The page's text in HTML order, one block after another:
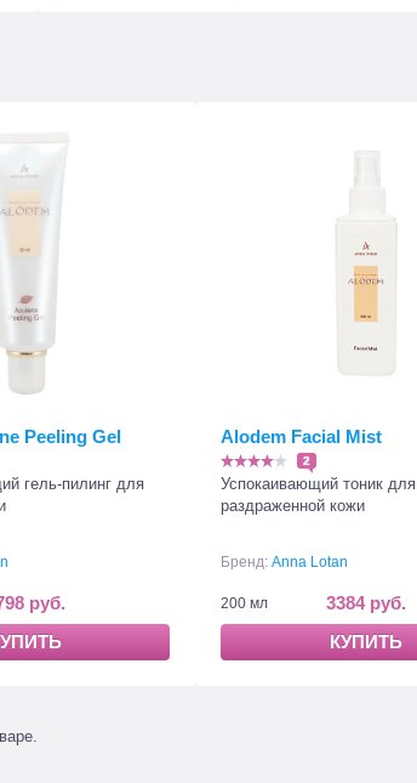
Peeling Gel
гель-пилинг для
руб.
Alodem Facial Mist
2
Успокаивающий тоник для
раздраженной кожи
Бренд: Anna Lotan
200 мл
3384 руб.
КУПИТЬ